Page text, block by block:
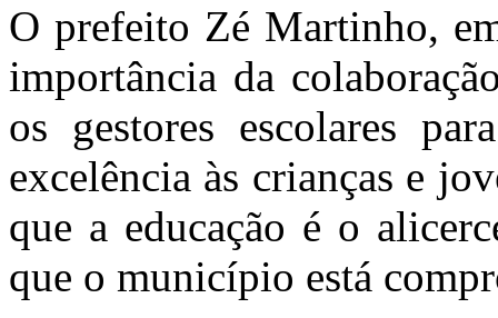
O prefeito Zé Martinho,
importância da
os gestores escolares
excelência às crianças e
que a educação é o
que o município está